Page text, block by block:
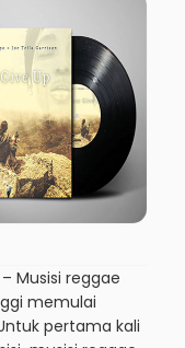
– Musisi reggae
memulai
pertama kali